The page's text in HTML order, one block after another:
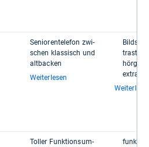
Senio­ren­te­le­fon zwi­
schen klas­sisch und
alt­ba­cken
Weiterlesen
trast
extra
Tol­ler Funk­ti­ons­um­